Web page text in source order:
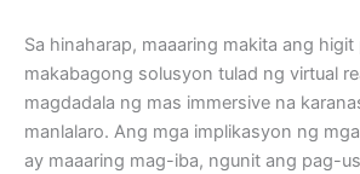
Sa hinaharap, maaaring makita ang higit
makabagong solusyon tulad ng virtual
magdadala ng mas immersive na
manlalaro. Ang mga implikasyon ng
ay maaaring mag-iba, ngunit ang pag-